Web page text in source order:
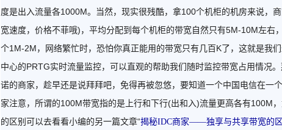
度是出入流量各1000M。当然，现实很残酷，拿100个机柜的机房来说，
宽速度，价格不菲哦)，平均分配到每个机柜的带宽自然只有5M-10M左
个1M-2M，网络繁忙时，恐怕你真正能用的带宽只有几百K了，这就是我
中心的PRTG实时流量监控，可以直观的帮助我们随时监控带宽占用情况
诺的商家，趁早还是说拜拜吧，免得再被忽悠，要知道一个中国电信在
家注意，所谓的100M带宽指的是上行和下行(出和入)流量更高各有100M
的区别可以去看看小编的另一篇文章“揭秘IDC商家——独享与共享带宽的区